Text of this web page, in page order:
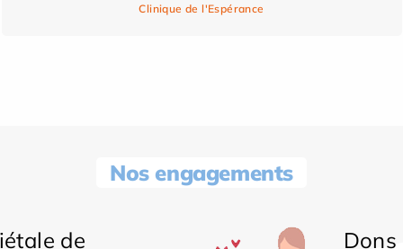
Clinique de l'Espérance
Nos engagements
de